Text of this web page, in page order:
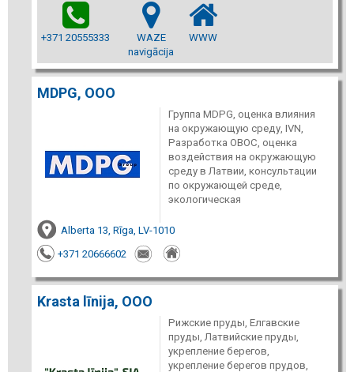
+371 20555333
WAZE
navigācija
WWW
MDPG, ООО
Группа MDPG, оценка влияния
на окружающую среду, IVN,
Разработка ОВОС, оценка
воздействия на окружающую
среду в Латвии, консультации
по окружающей среде,
экологическая
Alberta 13, Rīga, LV-1010
+371 20666602
Krasta līnija, ООО
Рижские пруды, Елгавские
пруды, Латвийские пруды,
укрепление берегов,
укрепление берегов прудов,